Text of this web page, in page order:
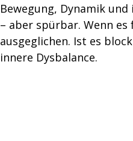
Bewegung, Dynamik
– aber spürbar. Wenn
ausgeglichen. Ist es
innere Dysbalance.